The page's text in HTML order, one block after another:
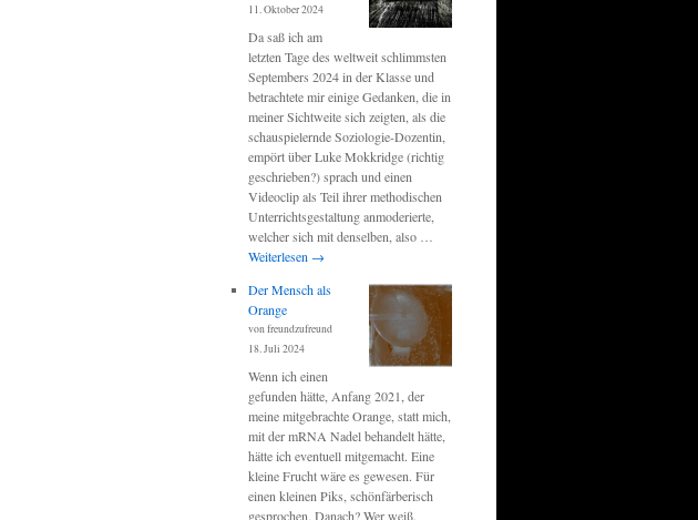
11. Oktober 2024
Da saß ich am
letzten Tage des weltweit schlimmsten
Septembers 2024 in der Klasse und
betrachtete mir einige Gedanken, die in
meiner Sichtweite sich zeigten, als die
schauspielernde Soziologie-Dozentin,
empört über Luke Mokkridge (richtig
geschrieben?) sprach und einen
Videoclip als Teil ihrer methodischen
Unterrichtsgestaltung anmoderierte,
welcher sich mit denselben, also …
Weiterlesen →
Der Mensch als
Orange
von freundzufreund
18. Juli 2024
Wenn ich einen
gefunden hätte, Anfang 2021, der
meine mitgebrachte Orange, statt mich,
mit der mRNA Nadel behandelt hätte,
hätte ich eventuell mitgemacht. Eine
kleine Frucht wäre es gewesen. Für
einen kleinen Piks, schönfärberisch
gesprochen. Danach? Wer weiß.